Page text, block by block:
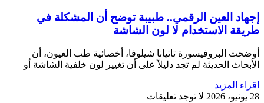
إجهاد العين الرقمي.. طبيبة توضح أن المشكلة في
طريقة الاستخدام لا لون الشاشة
أوضحت البروفيسورة تاتيانا شيلوفا، أخصائية طب العيون، أن
الأبحاث الحديثة لم تجد دليلاً على أن تغيير لون خلفية الشاشة أو
اقراء المزيد
28 يونيو، 2026
لا توجد تعليقات